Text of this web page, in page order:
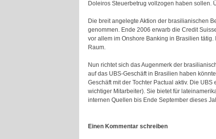
Doleiros Steuerbetrug vollzogen haben sollen.
Die breit angelegte Aktion der brasilianischen
genommen. Ende 2006 erwarb die Credit
vor allem im Onshore Banking in Brasilien
Raum.
Nun richtet sich das Augenmerk der
auf das UBS-Geschäft in Brasilien haben
Geschäft mit der Tochter Pactual aktiv. Die
wichtiger Mitarbeiter). Sie bietet für
internen Quellen bis Ende September dieses
Einen Kommentar schreiben